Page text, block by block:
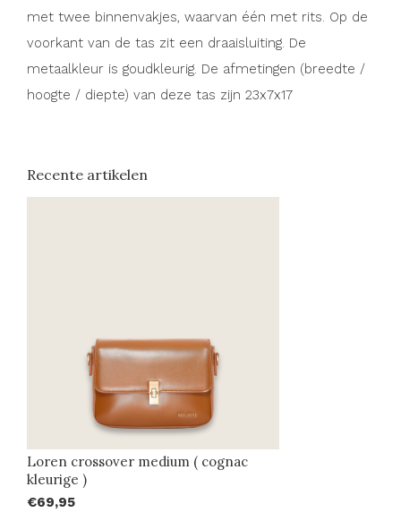
met twee binnenvakjes, waarvan één met rits. Op de
voorkant van de tas zit een draaisluiting. De
metaalkleur is goudkleurig. De afmetingen (breedte /
hoogte / diepte) van deze tas zijn 23x7x17
Recente artikelen
Loren crossover medium ( cognac
kleurige )
€69,95